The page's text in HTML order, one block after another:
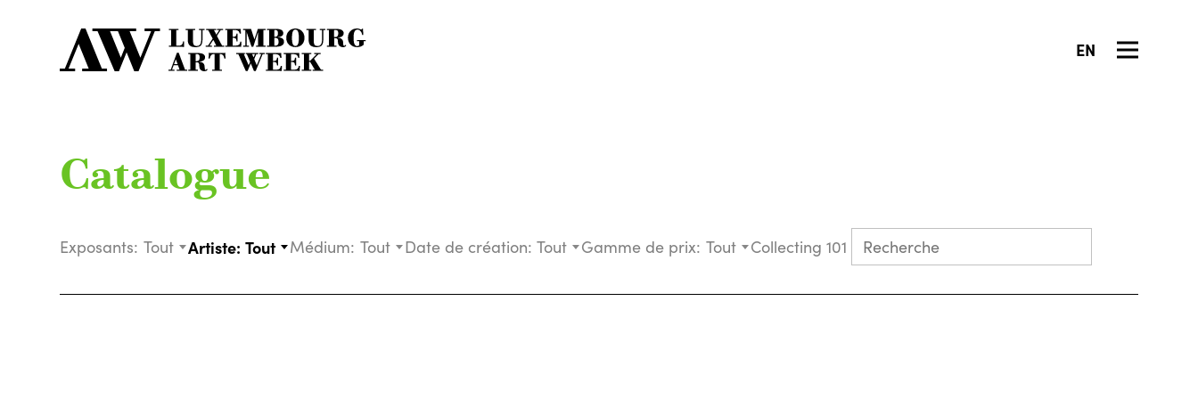
EN
Catalogue
Exposants: Tout Artiste: Tout Médium: Tout Date de création: Tout Gamme de prix: Tout Collecting 101